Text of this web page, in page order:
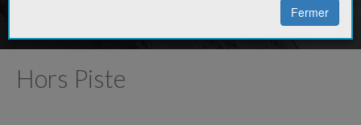
Hors Piste
Fermer